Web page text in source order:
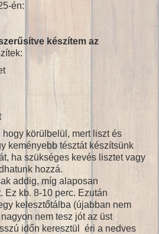
én:
készítem az
körülbelül, mert liszt és
keményebb tésztát készítsünk
ha szükséges kevés lisztet vagy
hozzá.
addig, míg alaposan
Ez kb. 8-10 perc. Ezután
kelesztőtálba (újabban nem
nem tesz jót az üst
időn keresztül éri a nedves